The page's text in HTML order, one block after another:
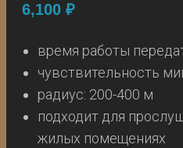
6,100₽
время работы
чувствительность
радиус: 200-400 м
подходит для
жилых помещениях